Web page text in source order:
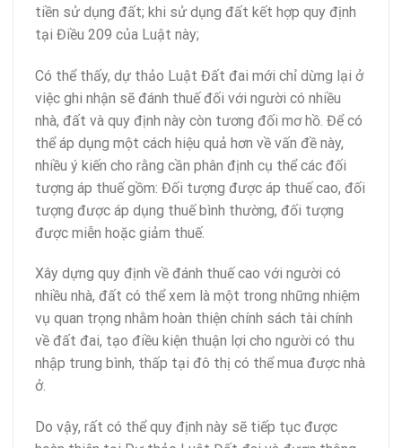
tiền sử dụng đất; khi sử dụng đất kết hợp quy định
tại Điều 209 của Luật này;
Có thể thấy, dự thảo Luật Đất đai mới chỉ dừng lại ở
việc ghi nhận sẽ đánh thuế đối với người có nhiều
nhà, đất và quy định này còn tương đối mơ hồ. Để có
thể áp dụng một cách hiệu quả hơn về vấn đề này,
nhiều ý kiến cho rằng cần phân định cụ thể các đối
tượng áp thuế gồm: Đối tượng được áp thuế cao, đối
tượng được áp dụng thuế bình thường, đối tượng
được miễn hoặc giảm thuế.
Xây dựng quy định về đánh thuế cao với người có
nhiều nhà, đất có thể xem là một trong những nhiệm
vụ quan trọng nhằm hoàn thiện chính sách tài chính
về đất đai, tạo điều kiện thuận lợi cho người có thu
nhập trung bình, thấp tại đô thị có thể mua được nhà
ở.
Do vậy, rất có thể quy định này sẽ tiếp tục được